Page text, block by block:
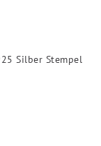
Silber Stempel